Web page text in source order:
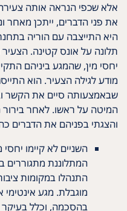
את פני הדברים, ייתכן מאחר
היא התייצבה עם הוריה
תלונה על אונס קטינה.
יחסי מין, שהמגע ביניהם
מודע לגילה הצעיר. הוא
שבאמצעותה סיים את הקשר
המיטה על ראשו. לאחר בירור
והצגתי בפניהם את הדברים
השניים לא קיימו
המתלוננת מתגוררים
התנהלו במקומות
מוגבלת. מגע
בהסכמה, וכלל בעיקר